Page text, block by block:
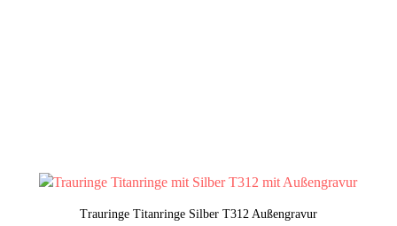
Trauringe Titanringe Silber T312 Außengravur